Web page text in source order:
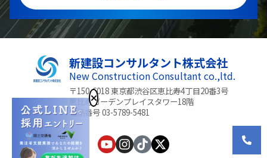
新建設コンサルタント株式会社
New Construction Consultant co.,ltd.
〒150-6018 東京都渋谷区恵比寿4丁目20番3号
恵比寿ガーデンプレイスタワー18階
電話番号 03-5789-5481